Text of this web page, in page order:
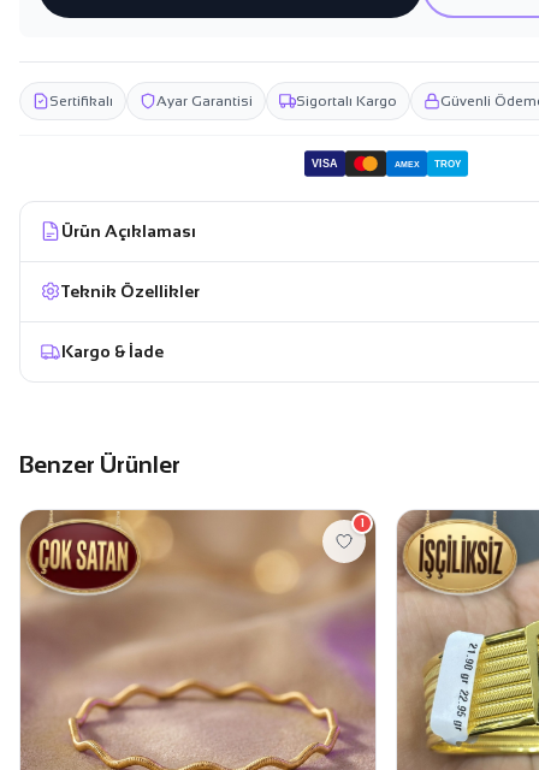
Sertifikalı Ayar Garantisi Sigortalı Kargo Güvenli
VISA AMEX TROY
Ürün Açıklaması
Teknik Özellikler
Kargo & İade
Benzer Ürünler
1